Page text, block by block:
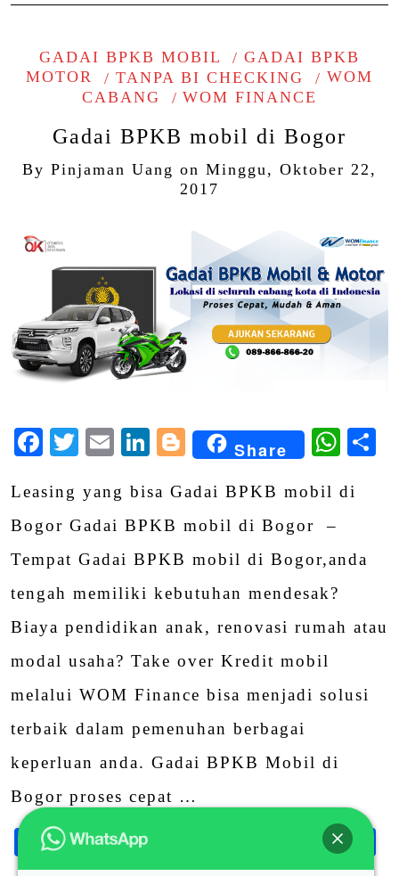
GADAI BPKB MOBIL
GADAI BPKB
MOTOR
TANPA BI CHECKING
WOM
CABANG
WOM FINANCE
Gadai BPKB mobil di Bogor
By Pinjaman Uang on Minggu, Oktober 22,
2017
Facebook
Twitter
EmailLinkedIn
Blogger
Share
Leasing yang bisa Gadai BPKB mobil di
Bogor Gadai BPKB mobil di Bogor –
Tempat Gadai BPKB mobil di Bogor,anda
tengah memiliki kebutuhan mendesak?
Biaya pendidikan anak, renovasi rumah atau
modal usaha? Take over Kredit mobil
melalui WOM Finance bisa menjadi solusi
terbaik dalam pemenuhan berbagai
keperluan anda. Gadai BPKB Mobil di
Bogor proses cepat …
Facebook
Twitter
Email